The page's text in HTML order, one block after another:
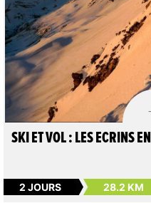
SKI ET VOL : LES ECRINS
2 JOURS 28.2 KM